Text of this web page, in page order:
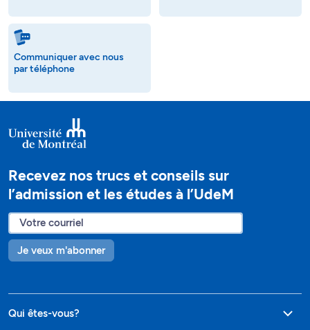
Communiquer avec nous
par téléphone
Recevez nos trucs et conseils sur
l’admission et les études à l’UdeM
Je veux m'abonner
Qui êtes-vous?